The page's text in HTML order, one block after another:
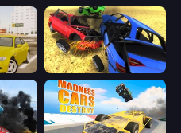
Car Crash Simulator Royale